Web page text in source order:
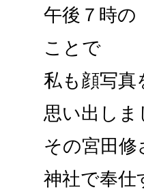
午後７時の
ことで
私も顔写真
思い出しま
その宮田
神社で奉仕